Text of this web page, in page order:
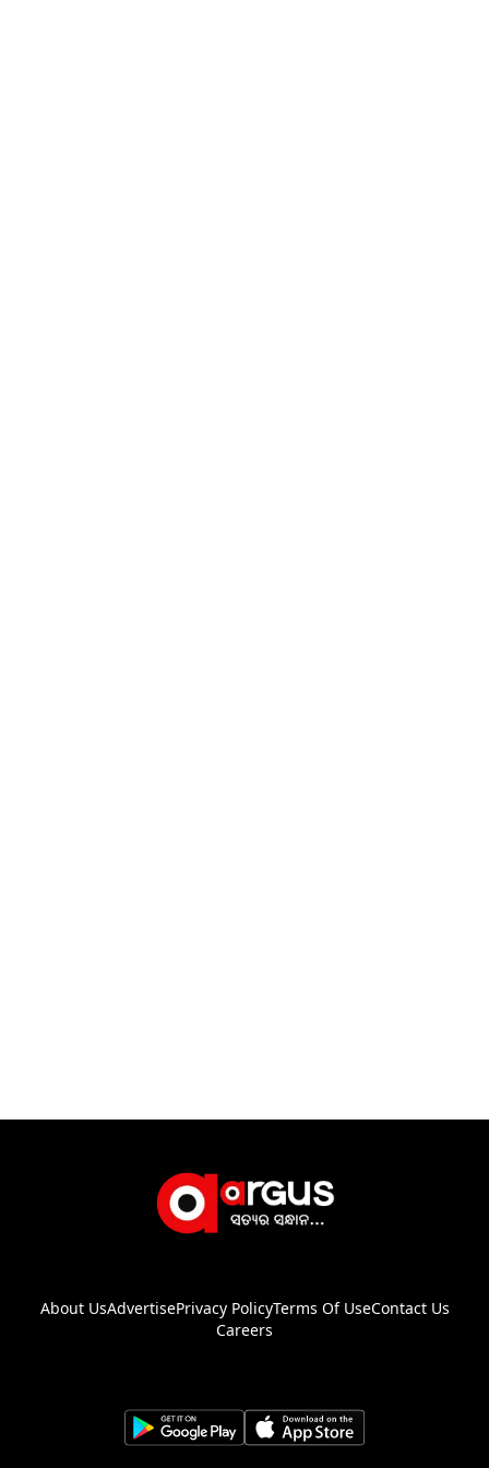
About UsAdvertisePrivacy PolicyTerms Of UseContact Us
Careers